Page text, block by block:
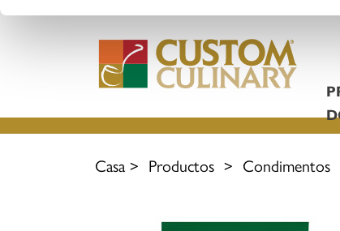
Casa> Productos > Condimentos